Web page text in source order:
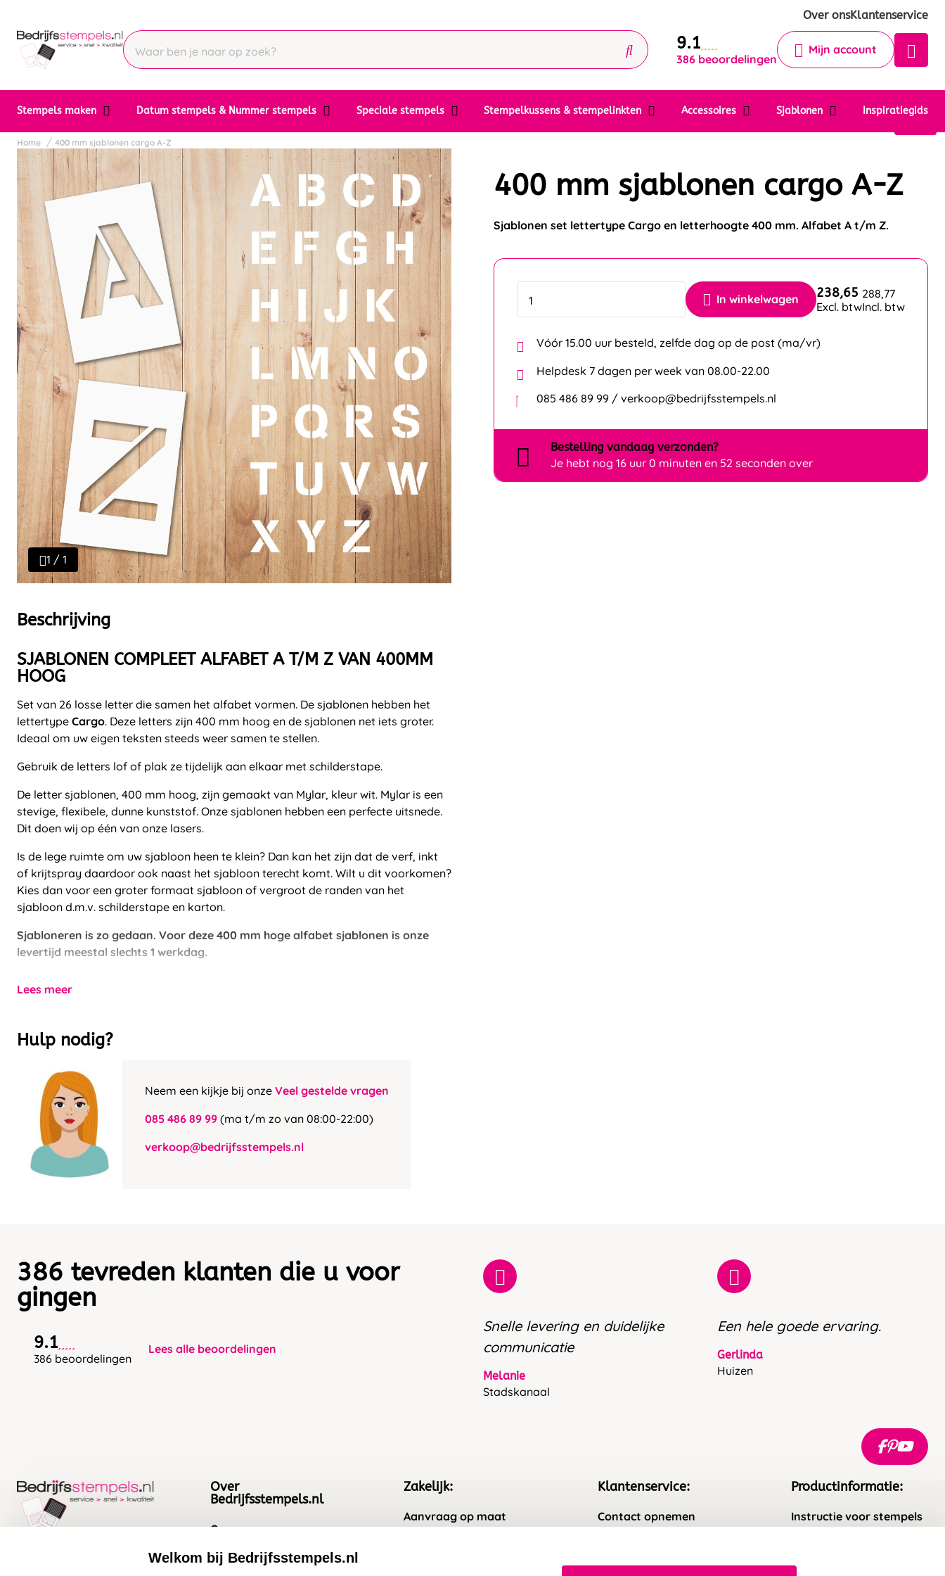
Over onsKlantenservice
9.1
386 beoordelingen
Mijn account
Stempels maken Datum stempels & Nummer stempels Speciale stempels Stempelkussens & stempelinkten Accessoires Sjablonen Inspiratiegids
Krijg een antwoord op uw vraag
Chat 24/7 met onze chatbot voor
Contact
Home 400 mm sjablonen cargo A-Z
1 / 1
Beschrijving
SJABLONEN COMPLEET ALFABET A T/M Z VAN 400MM
HOOG
Set van 26 losse letter die samen het alfabet vormen. De sjablonen hebben het
lettertype Cargo. Deze letters zijn 400 mm hoog en de sjablonen net iets groter.
Ideaal om uw eigen teksten steeds weer samen te stellen.
Gebruik de letters lof of plak ze tijdelijk aan elkaar met schilderstape.
De letter sjablonen, 400 mm hoog, zijn gemaakt van Mylar, kleur wit. Mylar is een
stevige, flexibele, dunne kunststof. Onze sjablonen hebben een perfecte uitsnede.
Dit doen wij op één van onze lasers.
Is de lege ruimte om uw sjabloon heen te klein? Dan kan het zijn dat de verf, inkt
of krijtspray daardoor ook naast het sjabloon terecht komt. Wilt u dit voorkomen?
Kies dan voor een groter formaat sjabloon of vergroot de randen van het
sjabloon d.m.v. schilderstape en karton.
Sjabloneren is zo gedaan. Voor deze 400 mm hoge alfabet sjablonen is onze
levertijd meestal slechts 1 werkdag.
Lees meer
Hulp nodig?
Neem een kijkje bij onze Veel gestelde vragen
085 486 89 99 (ma t/m zo van 08:00-22:00)
verkoop@bedrijfsstempels.nl
400 mm sjablonen cargo A-Z
Sjablonen set lettertype Cargo en letterhoogte 400 mm. Alfabet A t/m Z.
In winkelwagen 238,65
Excl. btw
288,77
Incl. btw
Vóór 15.00 uur besteld, zelfde dag op de post (ma/vr)
Helpdesk 7 dagen per week van 08.00-22.00
085 486 89 99 / verkoop@bedrijfsstempels.nl
Bestelling vandaag verzonden?
Je hebt nog 16 uur 0 minuten en 51 seconden over
386 tevreden klanten die u voor
gingen
9.1
386 beoordelingen
Lees alle beoordelingen
Snelle levering en duidelijke
communicatie
Melanie
Stadskanaal
Een hele goede ervaring.
Gerlinda
Huizen
Over
Bedrijfsstempels.nl
Over ons
Bedrijfsgegevens
Zakelijk:
Aanvraag op maat
Klantenservice:
Contact opnemen
Retourneren
Productinformatie:
Instructie voor stempels
Safety Sheets
Welkom bij Bedrijfsstempels.nl